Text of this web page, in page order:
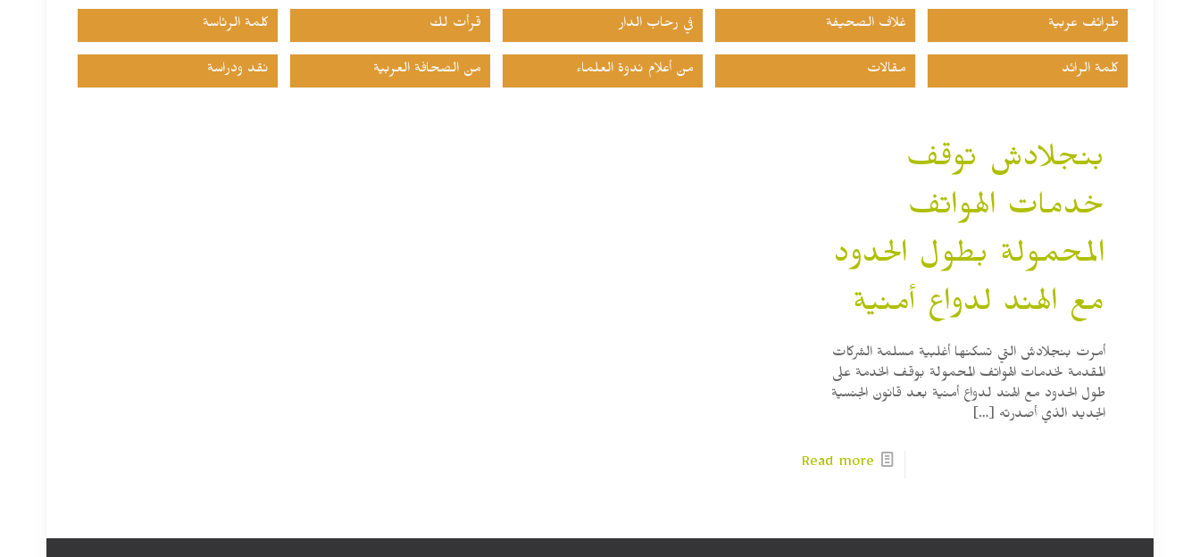
طرائف عربية غلاف الصحيفة في رحاب الدار قرأت لك كلمة الرئاسة
كلمة الرائد مقالات من أعلام ندوة العلماء من الصحافة العربية نقد ودراسة
بنجلادش توقف
خدمات الهواتف
المحمولة بطول الحدود
مع الهند لدواع أمنية
أمرت بنجلادش التي تسكنها أغلبية مسلمة الشركات
المقدمة لخدمات الهواتف المحمولة بوقف الخدمة على
طول الحدود مع الهند لدواع أمنية بعد قانون الجنسية
الجديد الذي أصدرته […]
Read more